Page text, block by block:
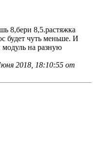
8,бери 8,5.растяжка
будет чуть меньше. И
на разную
2018, 18:10:55 от